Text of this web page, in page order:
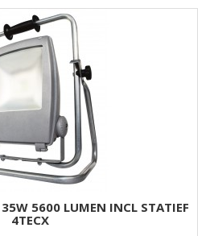
5600 LUMEN INCL STATIEF
4TECX